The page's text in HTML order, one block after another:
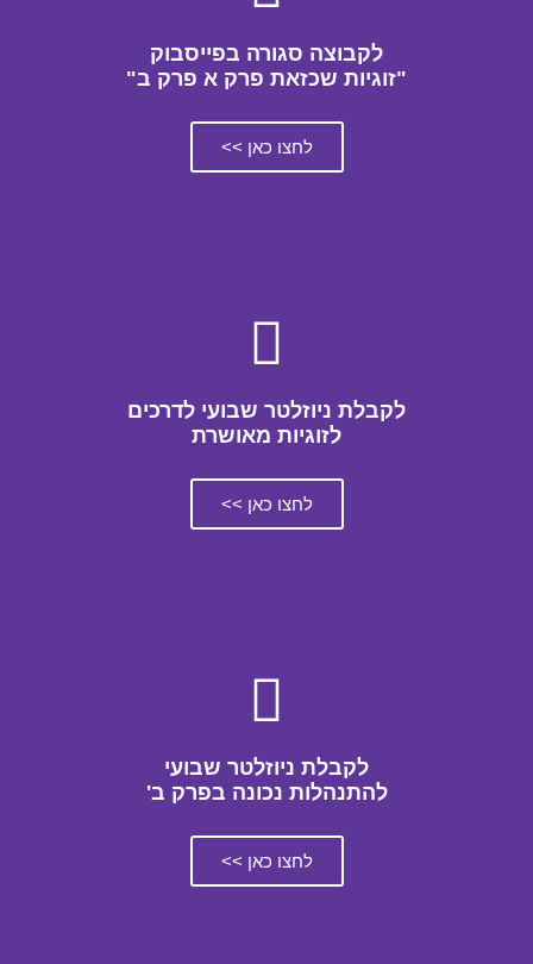
לקבוצה סגורה בפייסבוק
"זוגיות שכזאת פרק א פרק ב"
לחצו כאן >>
לקבלת ניוזלטר שבועי לדרכים
לזוגיות מאושרת
לחצו כאן >>
לקבלת ניוזלטר שבועי
להתנהלות נכונה בפרק ב'
לחצו כאן >>